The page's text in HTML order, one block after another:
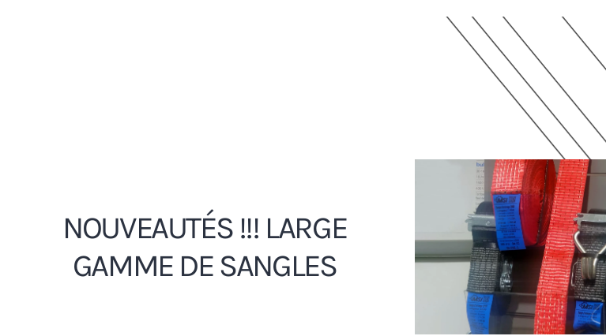
NOUVEAUTÉS !!! LARGE
GAMME DE SANGLES